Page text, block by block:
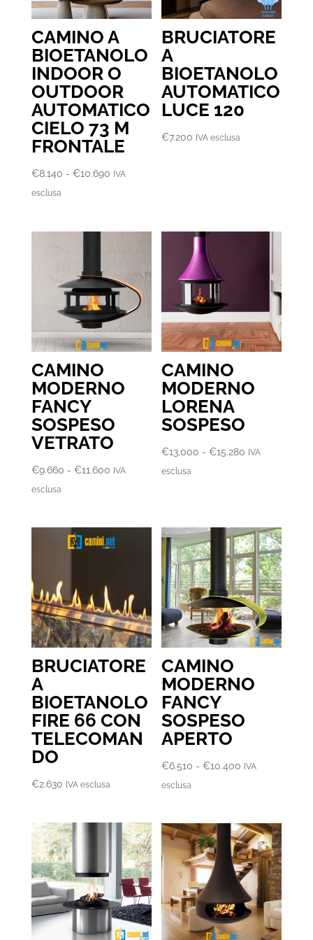
CAMINO A
BIOETANOLO
INDOOR O
OUTDOOR
AUTOMATICO
CIELO 73 M
FRONTALE
€8.140 - €10.690Fascia
€10.690
IVA
esclusa
BRUCIATORE
A
BIOETANOLO
AUTOMATICO
LUCE 120
€7.200 IVA esclusa
CAMINO
MODERNO
FANCY
SOSPESO
VETRATO
€9.660 - €11.600Fascia
€9.660
IVA
esclusa
CAMINO
MODERNO
LORENA
SOSPESO
€13.000 - €15.280 Fascia
a
€15.280
IVA
esclusa
BRUCIATORE
A
BIOETANOLO
FIRE 66 CON
TELECOMAN
DO
€2.630 IVA esclusa
CAMINO
MODERNO
FANCY
SOSPESO
APERTO
€6.510 - €10.400 Fascia
€6.510
a
€10.400
IVA
esclusa